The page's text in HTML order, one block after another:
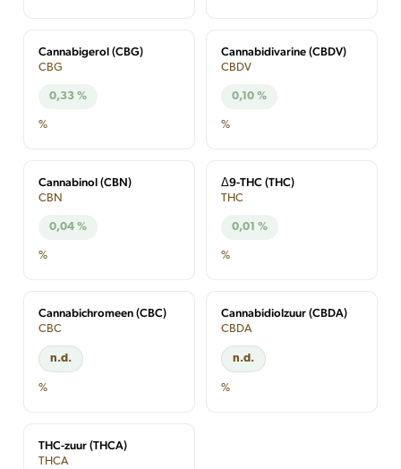
Cannabigerol (CBG)
CBG
0,33 %
%
Cannabidivarine (CBDV)
CBDV
0,10 %
%
Cannabinol (CBN)
CBN
0,04 %
%
Δ9-THC (THC)
THC
0,01 %
%
Cannabichromeen (CBC)
CBC
n.d.
%
Cannabidiolzuur (CBDA)
CBDA
n.d.
%
THC-zuur (THCA)
THCA